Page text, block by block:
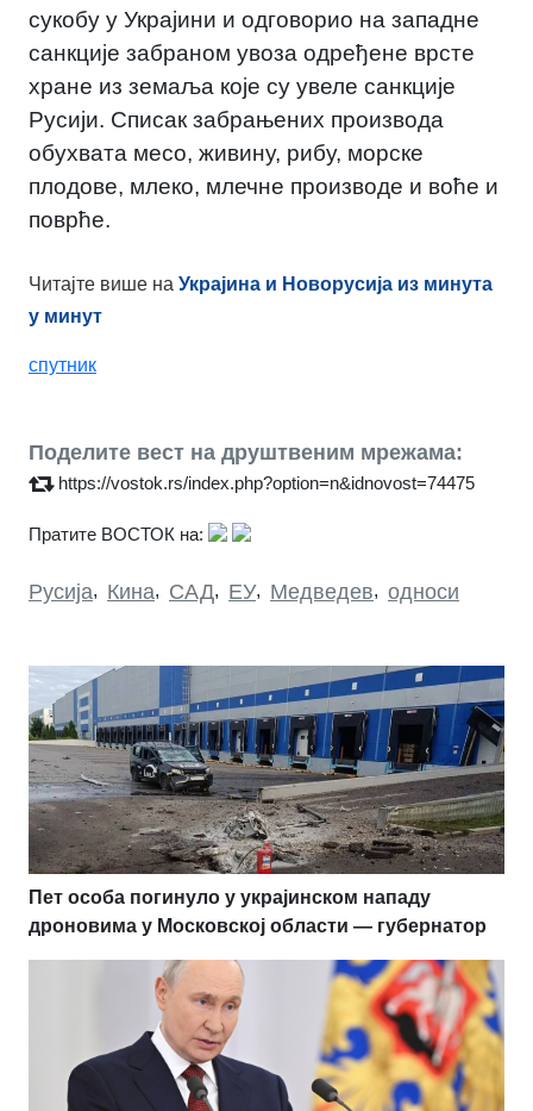
сукобу у Украјини и одговорио на западне
санкције забраном увоза одређене врсте
хране из земаља које су увеле санкције
Русији. Списак забрањених производа
обухвата месо, живину, рибу, морске
плодове, млеко, млечне производе и воће и
поврће.
Читајте више на Украјина и Новорусија из минута
у минут
спутник
Поделите вест на друштвеним мрежама:
https://vostok.rs/index.php?option=n&idnovost=74475
Пратите ВОСТОК на:
Русија, Кина, САД, ЕУ, Медведев, односи
Пет особа погинуло у украјинском нападу
дроновима у Московској области — губернатор